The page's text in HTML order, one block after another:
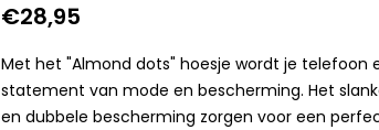
€28,95
Met het "Almond dots" hoesje wordt je telefoon
statement van mode en bescherming. Het
en dubbele bescherming zorgen voor een